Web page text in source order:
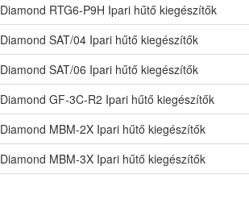
Diamond RTG6-P9H Ipari hűtő kiegészítők
Diamond SAT/04 Ipari hűtő kiegészítők
Diamond SAT/06 Ipari hűtő kiegészítők
Diamond GF-3C-R2 Ipari hűtő kiegészítők
Diamond MBM-2X Ipari hűtő kiegészítők
Diamond MBM-3X Ipari hűtő kiegészítők